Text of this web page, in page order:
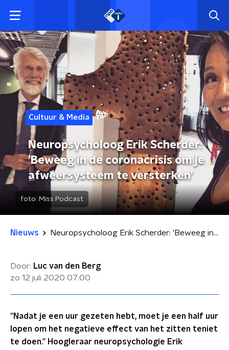
Cultuur & Media
Neuropsycholoog Erik Scherder:
'Beweeg in de coronacrisis om je
afweersysteem te versterken'
foto: Miss Podcast
Nieuws Neuropsycholoog Erik Scherder: 'Beweeg in de coronacrisis om je afweersysteem te versterken'
Door: Luc van den Berg
zo 12 juli 2020 07:00
"Nadat je een uur gezeten hebt, moet je een half uur
lopen om het negatieve effect van het zitten teniet
te doen." Hoogleraar neuropsychologie Erik